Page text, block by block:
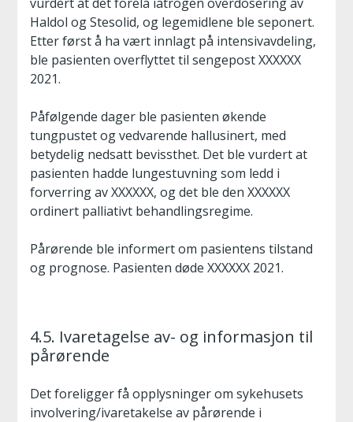
Haldol og Stesolid, og legemidlene ble seponert.
Etter først å ha vært innlagt på intensivavdeling,
ble pasienten overflyttet til sengepost XXXXXX
2021.
Påfølgende dager ble pasienten økende
tungpustet og vedvarende hallusinert, med
betydelig nedsatt bevissthet. Det ble vurdert at
pasienten hadde lungestuvning som ledd i
forverring av XXXXXX, og det ble den XXXXXX
ordinert palliativt behandlingsregime.
Pårørende ble informert om pasientens tilstand
og prognose. Pasienten døde XXXXXX 2021.
4.5. Ivaretagelse av- og informasjon til
pårørende
Det foreligger få opplysninger om sykehusets
involvering/ivaretakelse av pårørende i